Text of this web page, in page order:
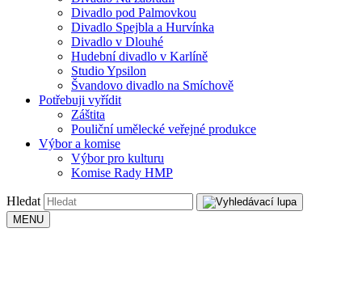
Divadlo pod Palmovkou
Divadlo Spejbla a Hurvínka
Divadlo v Dlouhé
Hudební divadlo v Karlíně
Studio Ypsilon
Švandovo divadlo na Smíchově
Potřebuji vyřídit
Záštita
Pouliční umělecké veřejné produkce
Výbor a komise
Výbor pro kulturu
Komise Rady HMP
Hledat
MENU